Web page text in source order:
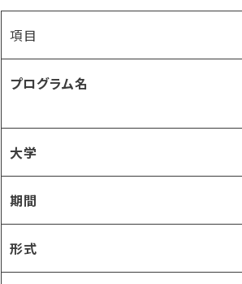
項目
プログラム名
大学
期間
形式